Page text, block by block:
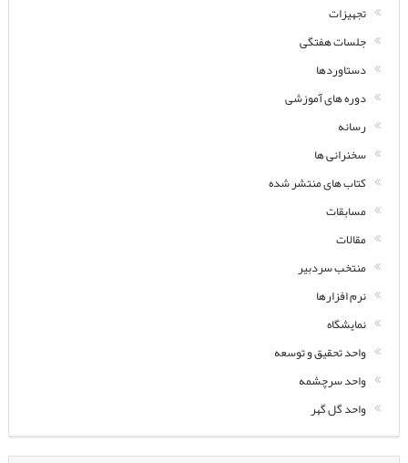
تجهیزات
جلسات هفتگی
دستاوردها
دوره های آموزشی
رسانه
سخنرانی ها
کتاب های منتشر شده
مسابقات
مقالات
منتخب سردبیر
نرم افزارها
نمایشگاه
واحد تحقیق و توسعه
واحد سرچشمه
واحد گل گهر